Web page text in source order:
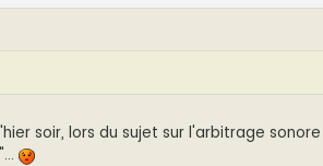
soir, lors du sujet sur l'arbitrage